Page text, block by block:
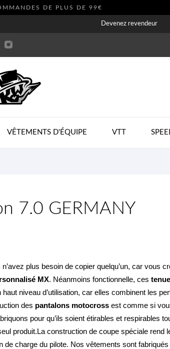
DE PLUS DE 99€
Devenez revendeur
VÊTEMENTS D'ÉQUIPE VTT
7.0 GERMANY
MX. Néanmoins fonctionnelle, ces
niveau d’utilisation, car elles combinent les
des pantalons motocross est comme si
pour qu’ils soient étirables et respirables
produit.La construction de coupe spéciale rend
de charge du pilote. Nos vêtements sont